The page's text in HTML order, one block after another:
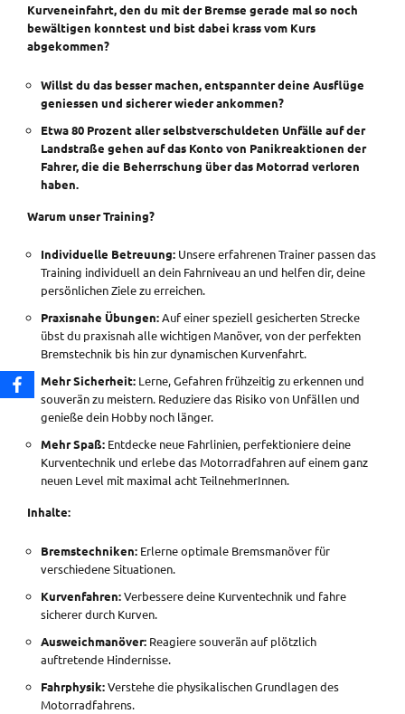
Kurveneinfahrt, den du mit der Bremse gerade mal so noch
bewältigen konntest und bist dabei krass vom Kurs
abgekommen?
Willst du das besser machen, entspannter deine Ausflüge
geniessen und sicherer wieder ankommen?
Etwa 80 Prozent aller selbstverschuldeten Unfälle auf der
Landstraße gehen auf das Konto von Panikreaktionen der
Fahrer, die die Beherrschung über das Motorrad verloren
haben.
Warum unser Training?
Individuelle Betreuung: Unsere erfahrenen Trainer passen das
Training individuell an dein Fahrniveau an und helfen dir, deine
persönlichen Ziele zu erreichen.
Praxisnahe Übungen:Auf einer speziell gesicherten Strecke
übst du praxisnah alle wichtigen Manöver, von der perfekten
Bremstechnik bis hin zur dynamischen Kurvenfahrt.
Mehr Sicherheit: Lerne, Gefahren frühzeitig zu erkennen und
souverän zu meistern. Reduziere das Risiko von Unfällen und
genieße dein Hobby noch länger.
Mehr Spaß: Entdecke neue Fahrlinien, perfektioniere deine
Kurventechnik und erlebe das Motorradfahren auf einem ganz
neuen Level mit maximal acht TeilnehmerInnen.
Inhalte:
Bremstechniken: Erlerne optimale Bremsmanöver für
verschiedene Situationen.
Kurvenfahren:Verbessere deine Kurventechnik und fahre
sicherer durch Kurven.
Ausweichmanöver: Reagiere souverän auf plötzlich
auftretende Hindernisse.
Fahrphysik:Verstehe die physikalischen Grundlagen des
Motorradfahrens.